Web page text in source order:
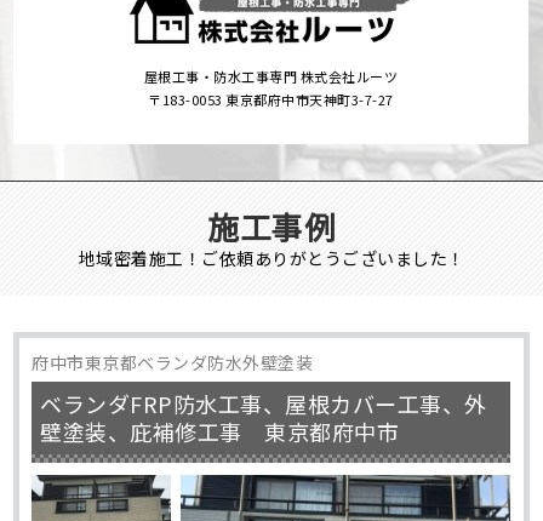
屋根工事・防水工事専門 株式会社ルーツ
〒183-0053 東京都府中市天神町3-7-27
施工事例
地域密着施工！ご依頼ありがとうございました！
府中市東京都ベランダ防水外壁塗装
ベランダFRP防水工事、屋根カバー工事、外
壁塗装、庇補修工事 東京都府中市